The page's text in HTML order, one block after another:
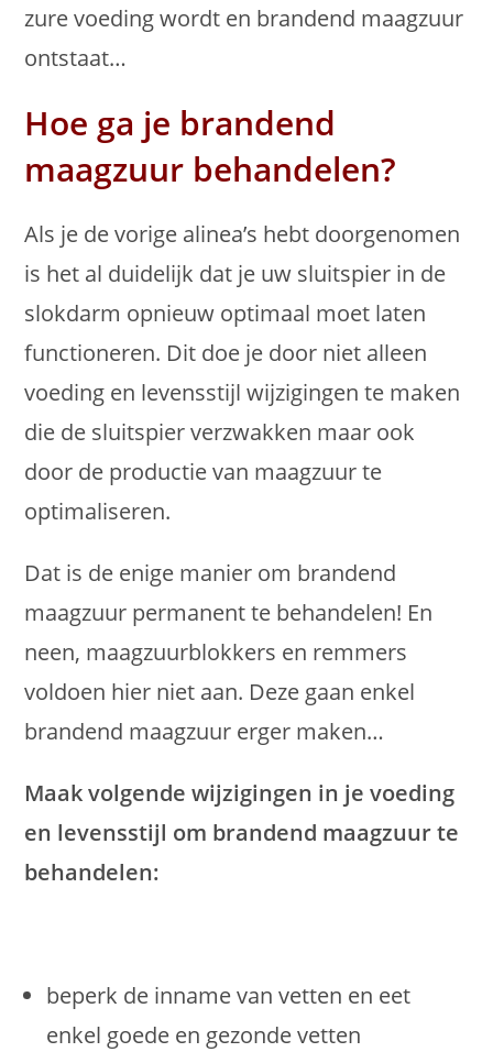
zure voeding wordt en brandend maagzuur
ontstaat…
Hoe ga je brandend
maagzuur behandelen?
Als je de vorige alinea’s hebt doorgenomen
is het al duidelijk dat je uw sluitspier in de
slokdarm opnieuw optimaal moet laten
functioneren. Dit doe je door niet alleen
voeding en levensstijl wijzigingen te maken
die de sluitspier verzwakken maar ook
door de productie van maagzuur te
optimaliseren.
Dat is de enige manier om brandend
maagzuur permanent te behandelen! En
neen, maagzuurblokkers en remmers
voldoen hier niet aan. Deze gaan enkel
brandend maagzuur erger maken…
Maak volgende wijzigingen in je voeding
en levensstijl om brandend maagzuur te
behandelen:
beperk de inname van vetten en eet
enkel goede en gezonde vetten